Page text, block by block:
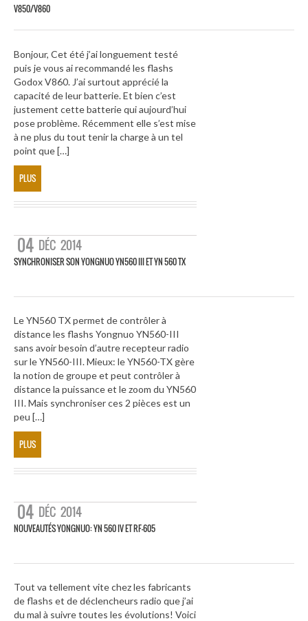
V850/V860
Bonjour, Cet été j’ai longuement testé
puis je vous ai recommandé les flashs
Godox V860. J’ai surtout apprécié la
capacité de leur batterie. Et bien c’est
justement cette batterie qui aujourd’hui
pose problème. Récemment elle s’est mise
à ne plus du tout tenir la charge à un tel
point que […]
PLUS
04 DÉC 2014
SYNCHRONISER SON YONGNUO YN560 III ET YN 560 TX
Le YN560 TX permet de contrôler à
distance les flashs Yongnuo YN560-III
sans avoir besoin d’autre recepteur radio
sur le YN560-III. Mieux: le YN560-TX gère
la notion de groupe et peut contrôler à
distance la puissance et le zoom du YN560
III. Mais synchroniser ces 2 pièces est un
peu […]
PLUS
04 DÉC 2014
NOUVEAUTÉS YONGNUO: YN 560 IV ET RF-605
Tout va tellement vite chez les fabricants
de flashs et de déclencheurs radio que j’ai
du mal à suivre toutes les évolutions! Voici